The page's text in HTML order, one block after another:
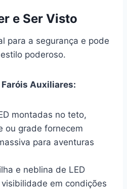
e Ser Visto
para a segurança e pode
poderoso.
Faróis Auxiliares:
montadas no teto,
ou grade fornecem
para aventuras
e neblina de LED
em condições